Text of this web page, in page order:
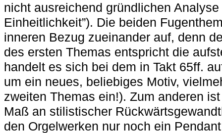
nicht ausreichend gründlichen
Einheitlichkeit”). Die beiden
inneren Bezug zueinander auf, denn
des ersten Themas entspricht die
handelt es sich bei dem in Takt 65ff.
um ein neues, beliebiges Motiv,
zweiten Themas ein!). Zum anderen
Maß an stilistischer
den Orgelwerken nur noch ein